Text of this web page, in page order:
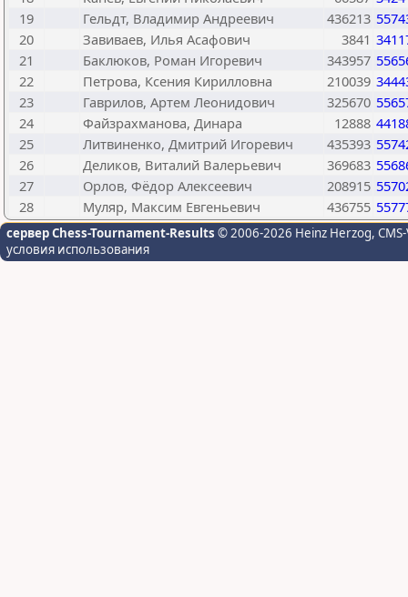
19
Гельдт, Владимир Андреевич 436213
20
Завиваев, Илья Асафович 3841
21
Баклюков, Роман Игоревич 343957
22
Петрова, Ксения Кирилловна 210039
23
Гаврилов, Артем Леонидович 325670
24
Файзрахманова, Динара 12888
25
Литвиненко, Дмитрий Игоревич 435393
26
Деликов, Виталий Валерьевич 369683
27
Орлов, Фёдор Алексеевич 208915
28
Муляр, Максим Евгеньевич 436755
сервер Chess-Tournament-Results © 2006-2026 Heinz Herzog,
условия использования